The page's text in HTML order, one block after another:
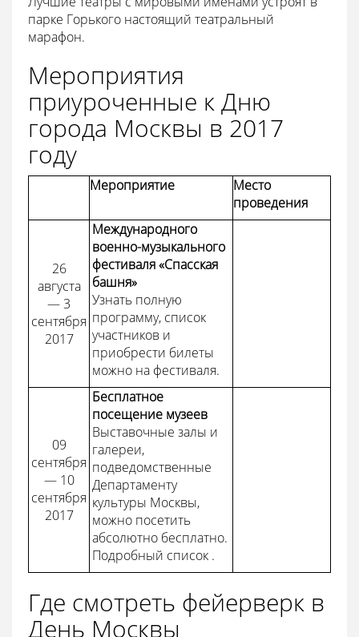
парке Горького настоящий театральный
марафон.
Мероприятия
приуроченные к Дню
города Москвы в 2017
году
Мероприятие
Место
проведения
26
августа
— 3
сентября
2017
Международного
военно-музыкального
фестиваля «Спасская
башня»
Узнать полную
программу, список
участников и
приобрести билеты
можно на фестиваля.
09
сентября
— 10
сентября
2017
Бесплатное
посещение музеев
Выставочные залы и
галереи,
подведомственные
Департаменту
культуры Москвы,
можно посетить
абсолютно бесплатно.
Подробный список .
Где смотреть фейерверк в
День Москвы